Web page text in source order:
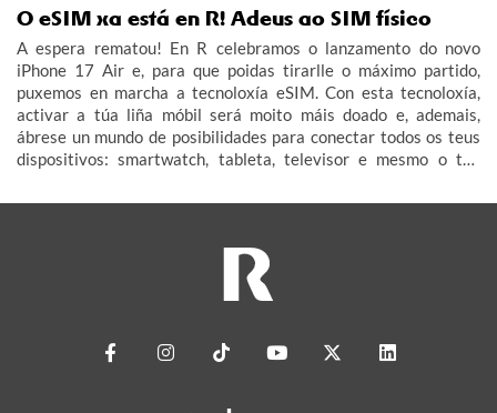
O eSIM xa está en R! Adeus ao SIM físico
A espera rematou! En R celebramos o lanzamento do novo
iPhone 17 Air e, para que poidas tirarlle o máximo partido,
puxemos en marcha a tecnoloxía eSIM. Con esta tecnoloxía,
activar a túa liña móbil será moito máis doado e, ademais,
ábrese un mundo de posibilidades para conectar todos os teus
dispositivos: smartwatch, tableta, televisor e mesmo o teu